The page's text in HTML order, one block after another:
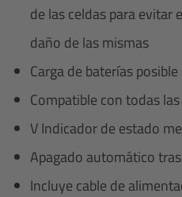
de las celdas para evitar
daño de las mismas
Carga de baterías
Compatible con todas
V Indicador de estado
Apagado automático
Incluye cable de